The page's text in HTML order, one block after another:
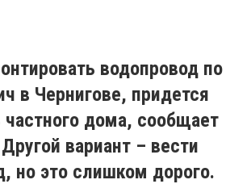
водопровод по
в Чернигове, придется
частного дома, сообщает
Другой вариант – вести
но это слишком дорого.